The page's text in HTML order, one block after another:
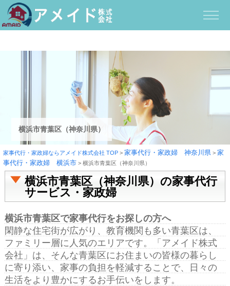
横浜市青葉区（神奈川県）
家事代行・家政婦ならアメイド株式会社 TOP> 家事代行・家政婦 神奈川県> 家
事代行・家政婦 横浜市> 横浜市青葉区（神奈川県）
横浜市青葉区（神奈川県）の家事代行
サービス・家政婦
横浜市青葉区で家事代行をお探しの方へ
閑静な住宅街が広がり、教育機関も多い青葉区は、
ファミリー層に人気のエリアです。「アメイド株式
会社」は、そんな青葉区にお住まいの皆様の暮らし
に寄り添い、家事の負担を軽減することで、日々の
生活をより豊かにするお手伝いをします。